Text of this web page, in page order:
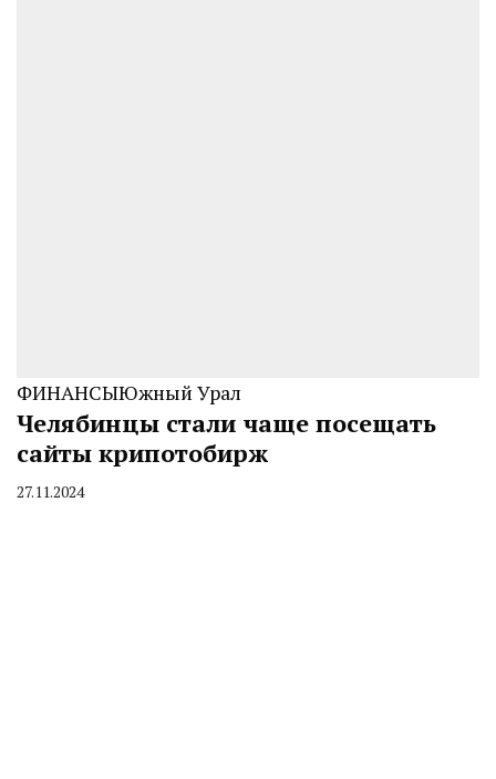
ФИНАНСЫЮжный Урал
Челябинцы стали чаще посещать
сайты крипотобирж
By
27.11.2024